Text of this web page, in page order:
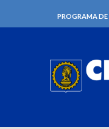
PROGRAMA